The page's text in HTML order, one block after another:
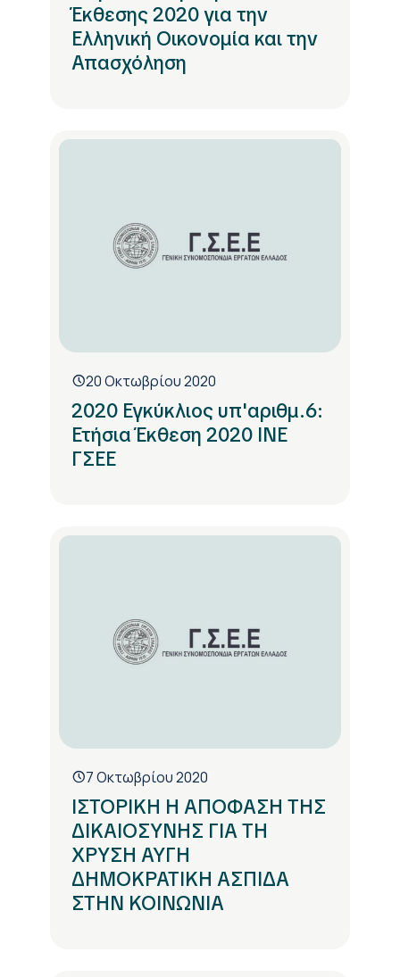
Έκθεσης 2020 για την
Ελληνική Οικονομία και την
Απασχόληση
20 Οκτωβρίου 2020
2020 Εγκύκλιος υπ'αριθμ.6:
Ετήσια Έκθεση 2020 ΙΝΕ
ΓΣΕΕ
7 Οκτωβρίου 2020
ΙΣΤΟΡΙΚΗ Η ΑΠΟΦΑΣΗ ΤΗΣ
ΔΙΚΑΙΟΣΥΝΗΣ ΓΙΑ ΤΗ
ΧΡΥΣΗ ΑΥΓΗ
ΔΗΜΟΚΡΑΤΙΚΗ ΑΣΠΙΔΑ
ΣΤΗΝ ΚΟΙΝΩΝΙΑ